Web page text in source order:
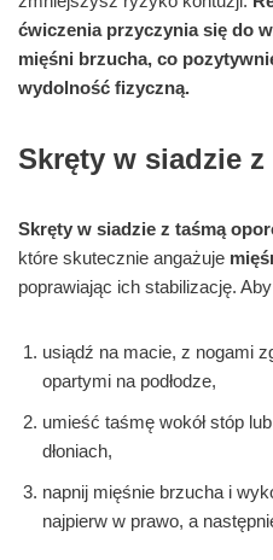
ćwiczenia przyczynia się do
mięśni brzucha, co
wydolność fizyczną.
Skręty w siadzie z
Skręty w siadzie z taśmą
które skutecznie angażuje
poprawiając ich stabilizację.
usiądź na macie, z nogami
opartymi na podłodze,
umieść taśmę wokół stóp
dłoniach,
napnij mięśnie brzucha i
najpierw w prawo, a